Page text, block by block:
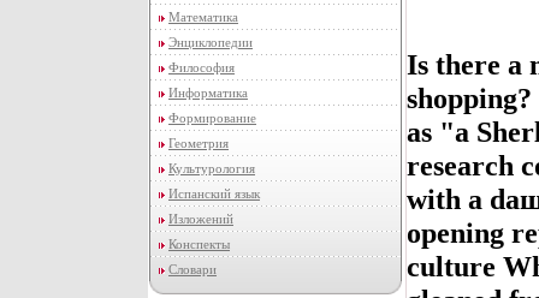
Математика
Энциклопедии
Философия
Информатика
Формирование
Геометрия
Культурология
Испанский язык
Изложений
Конспекты
Словари
Is there a
as "a
research
with a
opening
culture